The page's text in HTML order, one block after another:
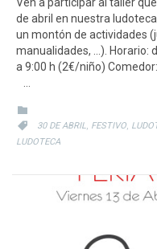
de abril en nuestra
un montón de actividades
manualidades, …). Horario:
a 9:00 h (2€/niño)

 CATEGORY
30 DE ABRIL, FESTIVO,
LUDOTECA